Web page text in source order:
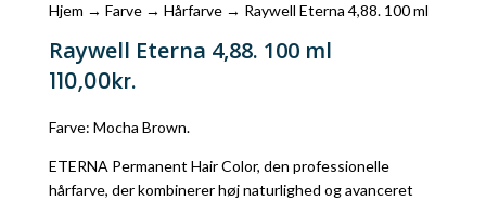
Hjem → Farve→ Hårfarve→ Raywell Eterna 4,88. 100 ml
Raywell Eterna 4,88. 100 ml
110,00kr.
Farve: Mocha Brown.
ETERNA Permanent Hair Color, den professionelle
hårfarve, der kombinerer høj naturlighed og avanceret